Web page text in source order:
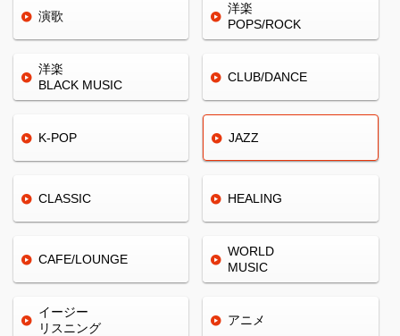
演歌
洋楽
POPS/ROCK
洋楽
BLACK MUSIC
CLUB/DANCE
K-POP JAZZ
CLASSIC HEALING
CAFE/LOUNGE
WORLD
MUSIC
イージー
リスニング
アニメ